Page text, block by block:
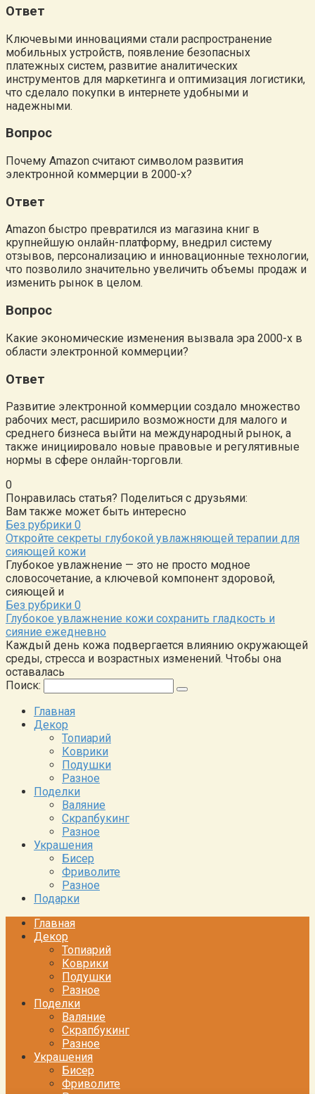
Ответ
Ключевыми инновациями стали распространение
мобильных устройств, появление безопасных
платежных систем, развитие аналитических
инструментов для маркетинга и оптимизация логистики,
что сделало покупки в интернете удобными и
надежными.
Вопрос
Почему Amazon считают символом развития
электронной коммерции в 2000-х?
Ответ
Amazon быстро превратился из магазина книг в
крупнейшую онлайн-платформу, внедрил систему
отзывов, персонализацию и инновационные технологии,
что позволило значительно увеличить объемы продаж и
изменить рынок в целом.
Вопрос
Какие экономические изменения вызвала эра 2000-х в
области электронной коммерции?
Ответ
Развитие электронной коммерции создало множество
рабочих мест, расширило возможности для малого и
среднего бизнеса выйти на международный рынок, а
также инициировало новые правовые и регулятивные
нормы в сфере онлайн-торговли.
0
Понравилась статья? Поделиться с друзьями:
Вам также может быть интересно
Без рубрики 0
Откройте секреты глубокой увлажняющей терапии для
сияющей кожи
Глубокое увлажнение — это не просто модное
словосочетание, а ключевой компонент здоровой,
сияющей и
Без рубрики 0
Глубокое увлажнение кожи сохранить гладкость и
сияние ежедневно
Каждый день кожа подвергается влиянию окружающей
среды, стресса и возрастных изменений. Чтобы она
оставалась
Поиск:
Главная
Декор
Топиарий
Коврики
Подушки
Разное
Поделки
Валяние
Скрапбукинг
Разное
Украшения
Бисер
Фриволите
Разное
Подарки
Главная
Декор
Топиарий
Коврики
Подушки
Разное
Поделки
Валяние
Скрапбукинг
Разное
Украшения
Бисер
Фриволите